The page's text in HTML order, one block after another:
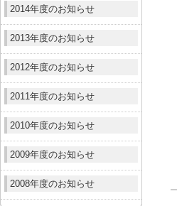
2014年度のお知らせ
2013年度のお知らせ
2012年度のお知らせ
2011年度のお知らせ
2010年度のお知らせ
2009年度のお知らせ
2008年度のお知らせ